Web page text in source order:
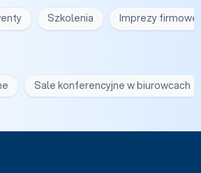
Szkolenia Imprezy firmowe
Sale konferencyjne w biurowcach